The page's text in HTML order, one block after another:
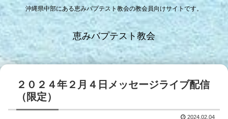
沖縄県中部にある恵みバプテスト教会の教会員向けサイトです。
恵みバプテスト教会
２０２４年２月４日メッセージライブ配信
（限定）
2024.02.04